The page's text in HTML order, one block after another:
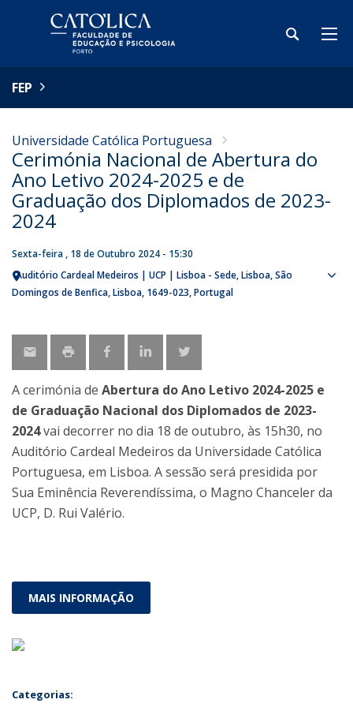
FEP
Universidade Católica Portuguesa
Cerimónia Nacional de Abertura do
Ano Letivo 2024-2025 e de
Graduação dos Diplomados de 2023-
2024
Sexta-feira , 18 de Outubro 2024 - 15:30
Auditório Cardeal Medeiros | UCP | Lisboa - Sede Lisboa São
Domingos de Benfica, Lisboa 1649-023 Portugal
A cerimónia de Abertura do Ano Letivo 2024-2025 e
de Graduação Nacional dos Diplomados de 2023-
2024vai decorrer no dia 18 de outubro, às 15h30, no
Auditório Cardeal Medeiros da Universidade Católica
Portuguesa, em Lisboa. A sessão será presidida por
Sua Eminência Reverendíssima, o Magno Chanceler da
UCP, D. Rui Valério.
MAIS INFORMAÇÃO
Categorias: